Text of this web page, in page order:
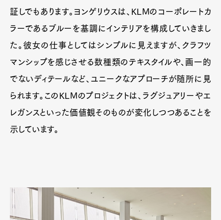
証しでもあります。ヨンゲリウスは、KLMのコーポレートカ
ラーであるブルーを基調にインテリアを構成していきまし
た。彼女の仕事としてはシンプルに見えますが、クラフツ
マンシップを感じさせる数種類のテキスタイルや、画一的
でないディテールなど、ユニークなアプローチが随所に見
られます。このKLMのプロジェクトは、ラグジュアリーやエ
レガンスといった価値観そのものが変化しつつあることを
示しています。